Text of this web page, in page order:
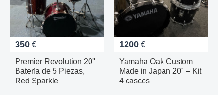
350 €
Premier Revolution 20''
Batería de 5 Piezas,
Red Sparkle
1200 €
Yamaha Oak Custom
Made in Japan 20" – Kit
4 cascos